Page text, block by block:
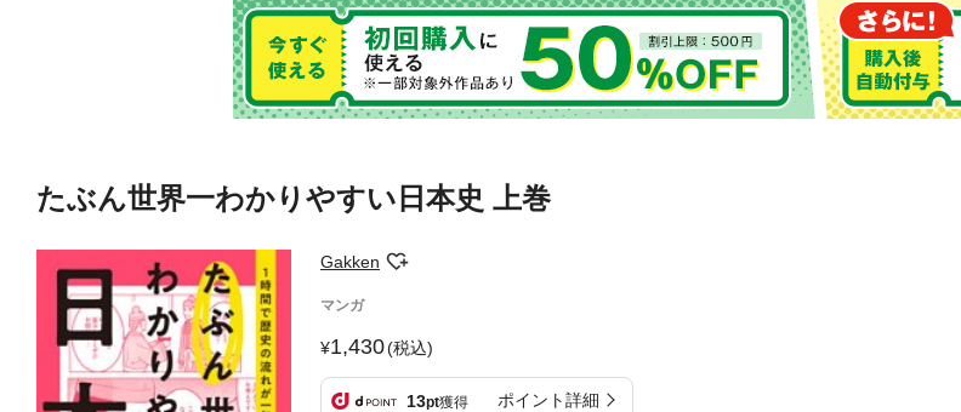
たぶん世界一わかりやすい日本史 上巻
Gakken
マンガ
1,430(税込)
13pt獲得 ポイント詳細